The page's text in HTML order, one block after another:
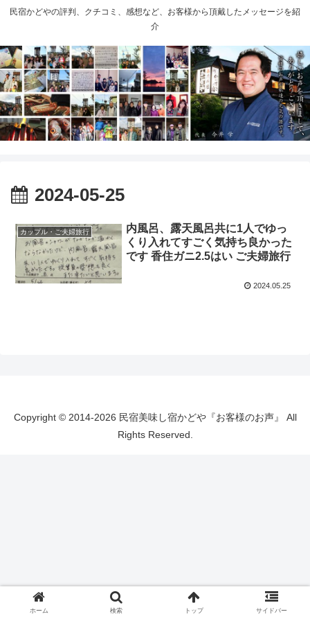
民宿かどやの評判、クチコミ、感想など、お客様から頂戴したメッセージを紹
介
2024-05-25
カップル・ご夫婦旅行
内風呂、露天風呂共に1人でゆっ
くり入れてすごく気持ち良かった
です 香住ガニ2.5はい ご夫婦旅行
2024.05.25
Copyright © 2014-2026 民宿美味し宿かどや『お客様のお声』 All
Rights Reserved.
ホーム 検索 トップ サイドバー